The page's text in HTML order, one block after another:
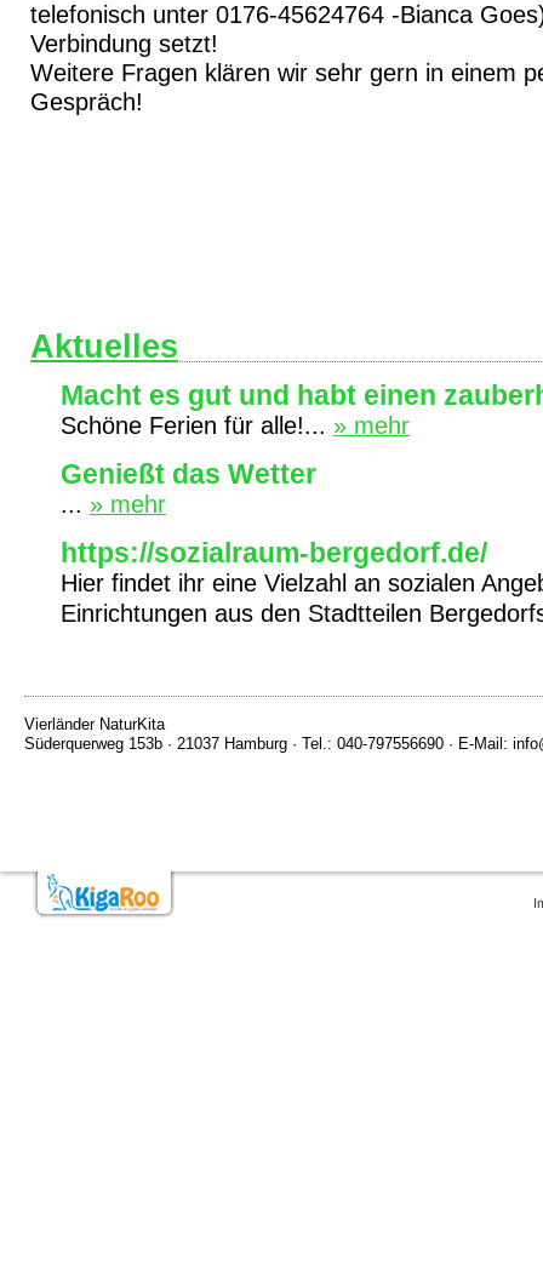
telefonisch unter 0176-45624764 -Bianca
Verbindung setzt!
Weitere Fragen klären wir sehr gern in einem
Gespräch!
Aktuelles
Macht es gut und habt einen
Schöne Ferien für alle!... » mehr
Genießt das Wetter
... » mehr
https://sozialraum-bergedorf.de/
Hier findet ihr eine Vielzahl an sozialen
Einrichtungen aus den Stadtteilen
Vierländer NaturKita
Süderquerweg 153b · 21037 Hamburg · Tel.: 040-797556690 · E-Mail: